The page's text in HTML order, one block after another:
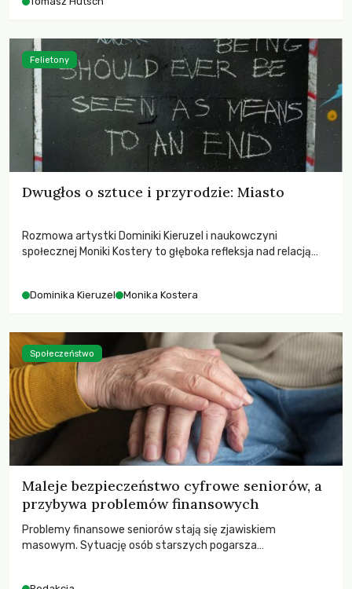
największych katastrof w swoich dziejach.
Dwugłos o sztuce i przyrodzie: Miasto
Rozmowa artystki Dominiki Kieruzel i naukowczyni
społecznej Moniki Kostery to głęboka refleksja nad relacją
Dominika Kieruzel Monika Kostera
Felietony
Maleje bezpieczeństwo cyfrowe seniorów, a
przybywa problemów finansowych
Problemy finansowe seniorów stają się zjawiskiem
masowym. Sytuację osób starszych pogarsza
Społeczeństwo